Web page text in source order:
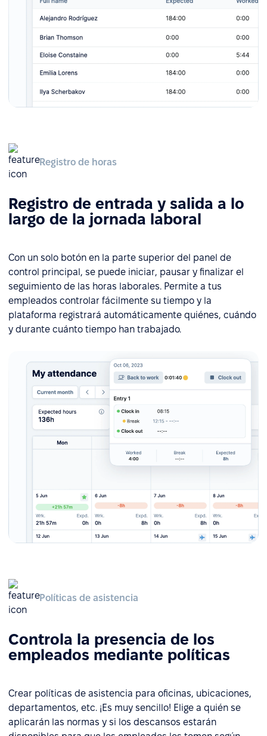
Registro de horas
Registro de entrada y salida a lo
largo de la jornada laboral
Con un solo botón en la parte superior del panel de
control principal, se puede iniciar, pausar y finalizar el
seguimiento de las horas laborales. Permite a tus
empleados controlar fácilmente su tiempo y la
plataforma registrará automáticamente quiénes, cuándo
y durante cuánto tiempo han trabajado.
Políticas de asistencia
Controla la presencia de los
empleados mediante políticas
Crear políticas de asistencia para oficinas, ubicaciones,
departamentos, etc. ¡Es muy sencillo! Elige a quién se
aplicarán las normas y si los descansos estarán